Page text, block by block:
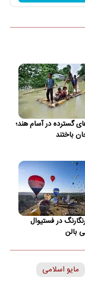
گسترده در آسام هند؛
در فستیوال
بالن
مایو اسلامی